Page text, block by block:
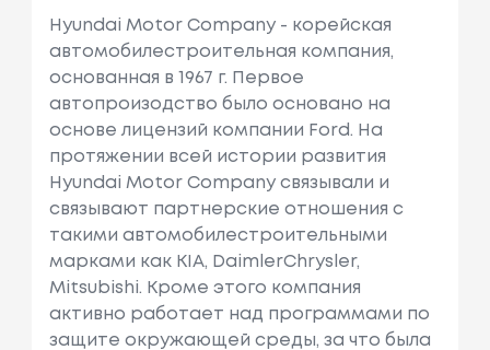
Hyundai Motor Company - корейская
автомобилестроительная компания,
основанная в 1967 г. Первое
автопроизодство было основано на
основе лицензий компании Ford. На
протяжении всей истории развития
Hyundai Motor Company связывали и
связывают партнерские отношения с
такими автомобилестроительными
марками как KIA, DaimlerChrysler,
Mitsubishi. Кроме этого компания
активно работает над программами по
защите окружающей среды, за что была